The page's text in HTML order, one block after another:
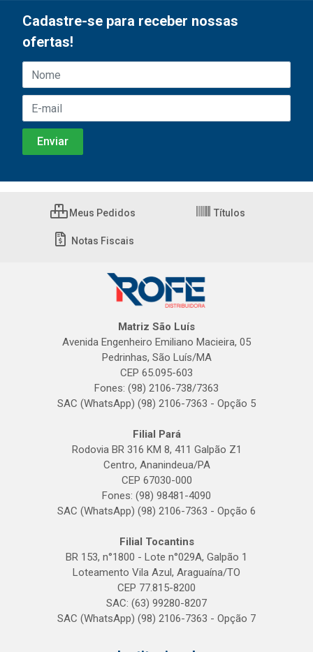
Cadastre-se para receber nossas
ofertas!
Meus Pedidos Títulos
Notas Fiscais
Matriz São Luís
Avenida Engenheiro Emiliano Macieira, 05
Pedrinhas, São Luís/MA
CEP 65.095-603
Fones: (98) 2106-738/7363
SAC (WhatsApp) (98) 2106-7363 - Opção 5
Filial Pará
Rodovia BR 316 KM 8, 411 Galpão Z1
Centro, Ananindeua/PA
CEP 67030-000
Fones: (98) 98481-4090
SAC (WhatsApp) (98) 2106-7363 - Opção 6
Filial Tocantins
BR 153, n°1800 - Lote n°029A, Galpão 1
Loteamento Vila Azul, Araguaína/TO
CEP 77.815-8200
SAC: (63) 99280-8207
SAC (WhatsApp) (98) 2106-7363 - Opção 7